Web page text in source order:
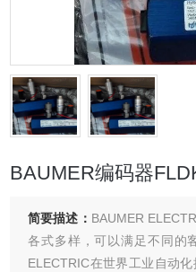
BAUMER编码器
简要描述： BAUMER
各式多样，可以满足不同的
ELECTRIC在世界工业自动